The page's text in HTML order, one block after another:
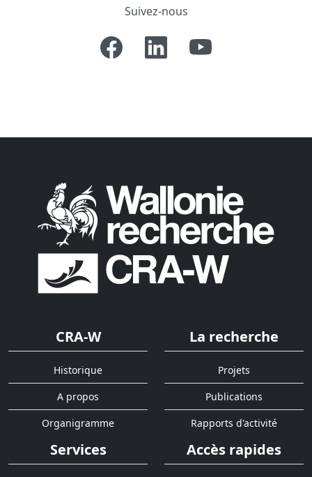
Suivez-nous
CRA-W
Historique
A propos
Organigramme
La recherche
Projets
Publications
Rapports d'activité
Services Accès rapides